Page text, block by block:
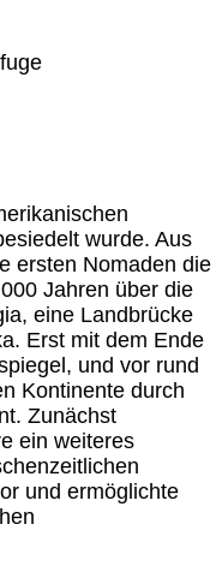
wurde. Aus
ersten Nomaden die
Jahren über die
eine Landbrücke
Erst mit dem Ende
und vor rund
Kontinente durch
Zunächst
ein weiteres
und ermöglichte